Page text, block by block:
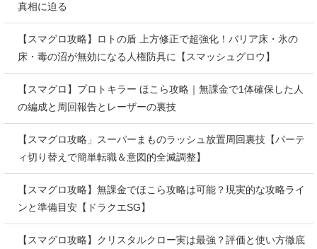
真相に迫る
【スマグロ攻略】ロトの盾 上方修正で超強化！バリア床・氷の
床・毒の沼が無効になる人権防具に【スマッシュグロウ】
【スマグロ】プロトキラー ほこら攻略｜無課金で1体確保した人
の編成と周回報告とレーザーの裏技
【スマグロ攻略」スーパーまものラッシュ放置周回裏技【パーテ
ィ切り替えで簡単転職＆意図的全滅調整】
【スマグロ攻略】無課金でほこら攻略は可能？現実的な攻略ライ
ンと準備目安【ドラクエSG】
【スマグロ攻略】クリスタルクロー実は最強？評価と使い方徹底